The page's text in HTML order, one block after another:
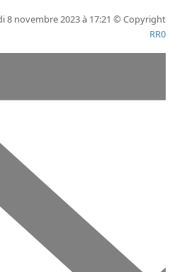
8 novembre 2023 à 17:21 © Copyright
RR0